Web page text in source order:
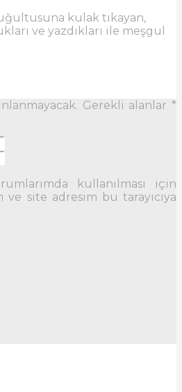
kulak tıkayan,
ve yazdıkları ile meşgul
Gerekli alanlar *
kullanılması için
ve site adresim bu tarayıcıya